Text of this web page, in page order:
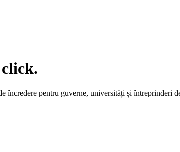
încredere pentru guverne, universități și întreprinderi